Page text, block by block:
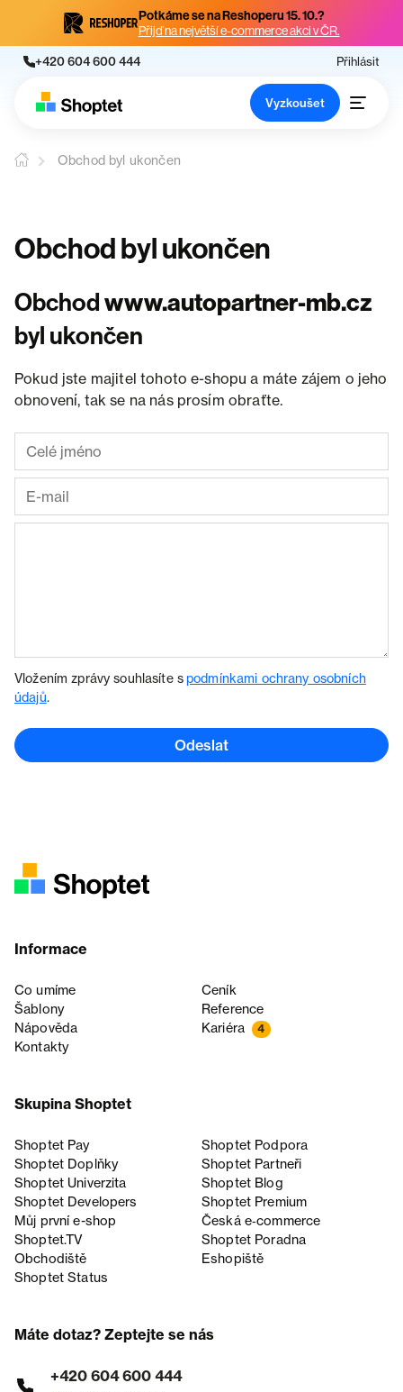
Potkáme se na Reshoperu 15. 10.?
Přijď na největší e-commerce akci v ČR.
+420 604 600 444 Přihlásit
Vyzkoušet
Obchod byl ukončen
Obchod byl ukončen
Obchodwww.autopartner-mb.cz
byl ukončen
Pokud jste majitel tohoto e-shopu a máte zájem o jeho
obnovení, tak se na nás prosím obraťte.
Vložením zprávy souhlasíte spodmínkami ochrany osobních
údajů.
Odeslat
Informace
Co umíme
Ceník
Šablony
Reference
Nápověda
Kariéra 4
Kontakty
Skupina Shoptet
Shoptet Pay
Shoptet Podpora
Shoptet Doplňky
Shoptet Partneři
Shoptet Univerzita
Shoptet Blog
Shoptet Developers
Shoptet Premium
Můj první e-shop
Česká e‑commerce
Shoptet.TV
Shoptet Poradna
Obchodiště
Eshopiště
Shoptet Status
Máte dotaz? Zeptejte se nás
+420 604 600 444